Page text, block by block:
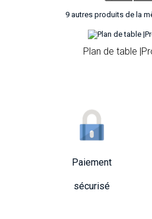
9 autres produits de la
Plan de table
Paiement
sécurisé